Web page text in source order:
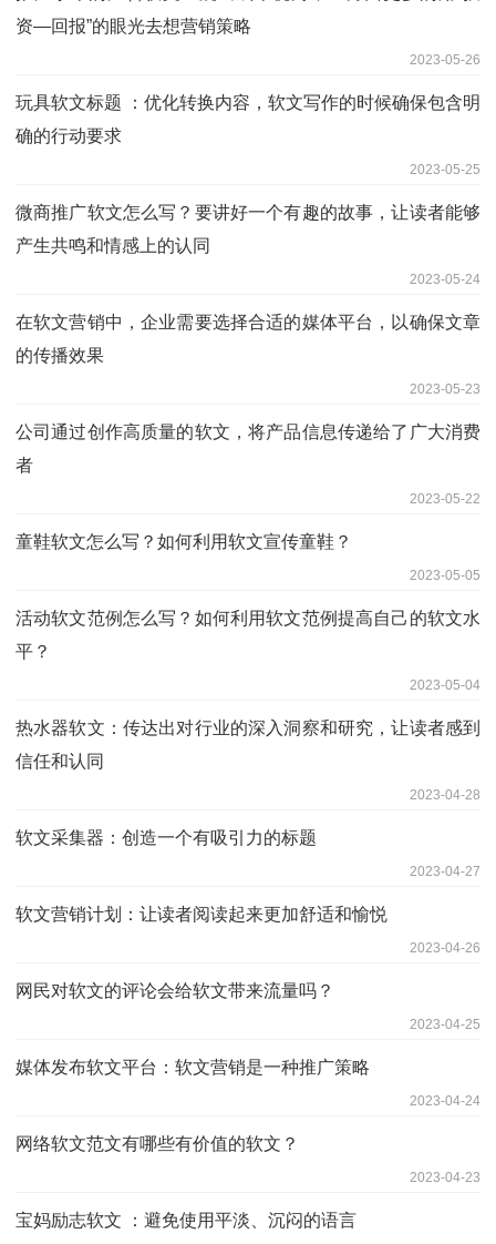
资—回报”的眼光去想营销策略
2023-05-26
玩具软文标题 ：优化转换内容，软文写作的时候确保包含明
确的行动要求
2023-05-25
微商推广软文怎么写？要讲好一个有趣的故事，让读者能够
产生共鸣和情感上的认同
2023-05-24
在软文营销中，企业需要选择合适的媒体平台，以确保文章
的传播效果
2023-05-23
公司通过创作高质量的软文，将产品信息传递给了广大消费
者
2023-05-22
童鞋软文怎么写？如何利用软文宣传童鞋？
2023-05-05
活动软文范例怎么写？如何利用软文范例提高自己的软文水
平？
2023-05-04
热水器软文：传达出对行业的深入洞察和研究，让读者感到
信任和认同
2023-04-28
软文采集器：创造一个有吸引力的标题
2023-04-27
软文营销计划：让读者阅读起来更加舒适和愉悦
2023-04-26
网民对软文的评论会给软文带来流量吗？
2023-04-25
媒体发布软文平台：软文营销是一种推广策略
2023-04-24
网络软文范文有哪些有价值的软文？
2023-04-23
宝妈励志软文 ：避免使用平淡、沉闷的语言